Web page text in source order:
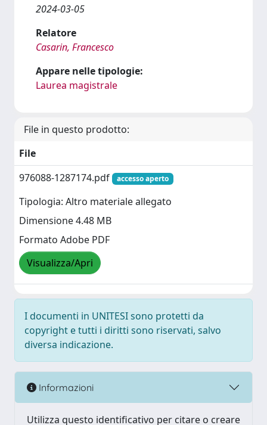
2024-03-05
Relatore
Casarin, Francesco
Appare nelle tipologie:
Laurea magistrale
File in questo prodotto:
File
976088-1287174.pdf
accesso aperto
Tipologia: Altro materiale allegato
Dimensione 4.48 MB
Formato Adobe PDF
Visualizza/Apri
I documenti in UNITESI sono protetti da
copyright e tutti i diritti sono riservati, salvo
diversa indicazione.
Informazioni
Utilizza questo identificativo per citare o creare